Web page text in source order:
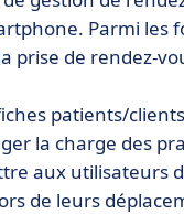
Parmi les
prise de rendez-
patients/
la charge des
aux utilisateurs
de leurs